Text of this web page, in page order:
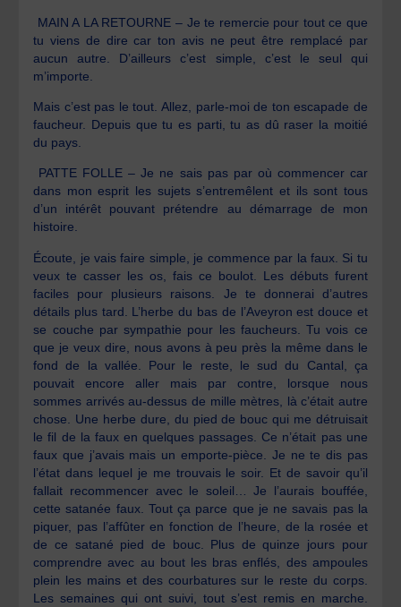
MAIN A LA RETOURNE – Je te remercie pour tout ce que
tu viens de dire car ton avis ne peut être remplacé par
aucun autre. D’ailleurs c’est simple, c’est le seul qui
m’importe.
Mais c’est pas le tout. Allez, parle-moi de ton escapade de
faucheur. Depuis que tu es parti, tu as dû raser la moitié
du pays.
PATTE FOLLE – Je ne sais pas par où commencer car
dans mon esprit les sujets s’entremêlent et ils sont tous
d’un intérêt pouvant prétendre au démarrage de mon
histoire.
Écoute, je vais faire simple, je commence par la faux. Si tu
veux te casser les os, fais ce boulot. Les débuts furent
faciles pour plusieurs raisons. Je te donnerai d’autres
détails plus tard. L’herbe du bas de l’Aveyron est douce et
se couche par sympathie pour les faucheurs. Tu vois ce
que je veux dire, nous avons à peu près la même dans le
fond de la vallée. Pour le reste, le sud du Cantal, ça
pouvait encore aller mais par contre, lorsque nous
sommes arrivés au-dessus de mille mètres, là c’était autre
chose. Une herbe dure, du pied de bouc qui me détruisait
le fil de la faux en quelques passages. Ce n’était pas une
faux que j’avais mais un emporte-pièce. Je ne te dis pas
l’état dans lequel je me trouvais le soir. Et de savoir qu’il
fallait recommencer avec le soleil… Je l’aurais bouffée,
cette satanée faux. Tout ça parce que je ne savais pas la
piquer, pas l’affûter en fonction de l’heure, de la rosée et
de ce satané pied de bouc. Plus de quinze jours pour
comprendre avec au bout les bras enflés, des ampoules
plein les mains et des courbatures sur le reste du corps.
Les semaines qui ont suivi, tout s’est remis en marche.